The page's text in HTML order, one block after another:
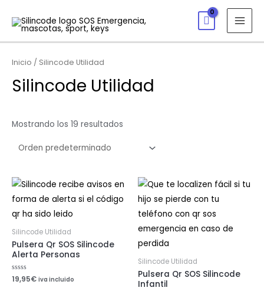
Inicio / Silincode Utilidad
Silincode Utilidad
Mostrando los 19 resultados
Silincode Utilidad
Pulsera Qr SOS Silincode
Alerta Personas
Valorado
con
19,95€ iva incluido
Silincode Utilidad
Pulsera Qr SOS Silincode
Infantil